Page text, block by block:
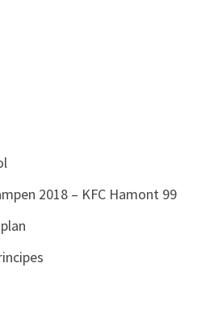
2018 – KFC Hamont 99